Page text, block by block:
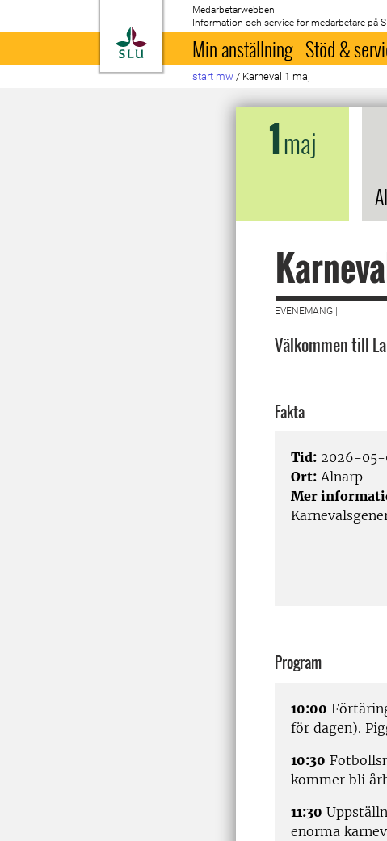
Till startsida
Medarbetarwebben
Information och service för medarbetare på
Min anställning Stöd &
start mw / Karneval 1 maj
1maj
EVENEMANG |
Välkommen till
Fakta
Tid: 2026-05-
Ort: Alnarp
Mer
Program
10:00
för dagen).
10:30
kommer bli
11:30
enorma